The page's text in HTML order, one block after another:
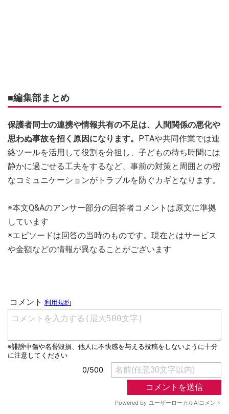
■編集部まとめ
保護者同士の連携や情報共有の不足は、人間関係の悪化や
思わぬ事故を招く原因になります。 PTAや共同作業では連
絡ツールを活用して役割を分担し、子どもの待ち時間には
静かに過ごせる工夫をするなど、事前の対策と周囲との密
なコミュニケーションがトラブルを防ぐカギとなります。
※本文Q&Aのアンサー部分の回答者コメントは原文に準拠
しています
※エピソードは回答の当時のものです。現在とはサービス
や金額などの情報が異なることがございます